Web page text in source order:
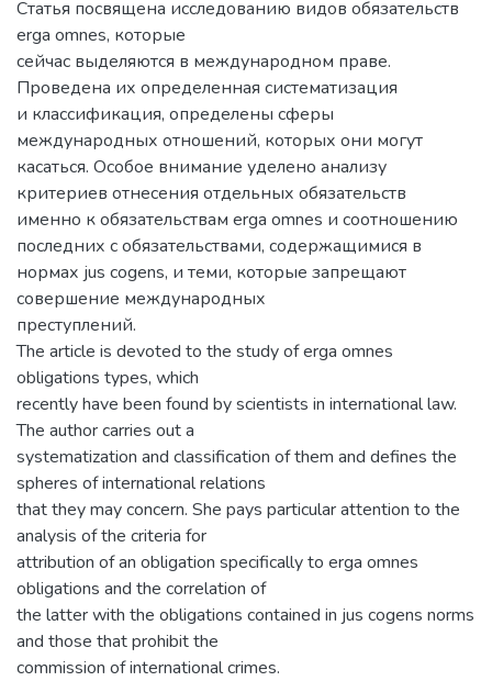
Статья посвящена исследованию видов обязательств
erga omnes, которые
сейчас выделяются в международном праве.
Проведена их определенная систематизация
и классификация, определены сферы
международных отношений, которых они могут
касаться. Особое внимание уделено анализу
критериев отнесения отдельных обязательств
именно к обязательствам erga omnes и соотношению
последних с обязательствами, содержащимися в
нормах jus cogens, и теми, которые запрещают
совершение международных
преступлений.
The article is devoted to the study of erga omnes
obligations types, which
recently have been found by scientists in international law.
The author carries out a
systematization and classification of them and defines the
spheres of international relations
that they may concern. She pays particular attention to the
analysis of the criteria for
attribution of an obligation specifically to erga omnes
obligations and the correlation of
the latter with the obligations contained in jus cogens norms
and those that prohibit the
commission of international crimes.